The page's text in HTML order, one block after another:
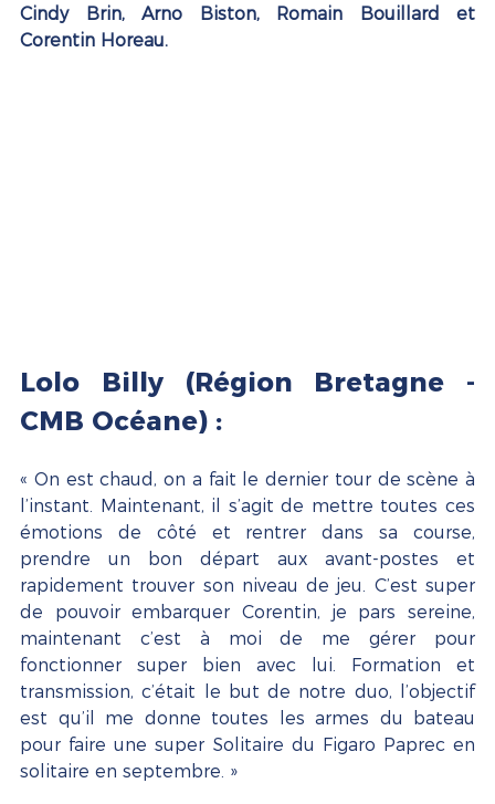
Cindy Brin, Arno Biston, Romain Bouillard et
Corentin Horeau.
Lolo Billy (Région Bretagne -
CMB Océane) :
« On est chaud, on a fait le dernier tour de scène à
l’instant. Maintenant, il s’agit de mettre toutes ces
émotions de côté et rentrer dans sa course,
prendre un bon départ aux avant-postes et
rapidement trouver son niveau de jeu. C’est super
de pouvoir embarquer Corentin, je pars sereine,
maintenant c’est à moi de me gérer pour
fonctionner super bien avec lui. Formation et
transmission, c’était le but de notre duo, l’objectif
est qu’il me donne toutes les armes du bateau
pour faire une super Solitaire du Figaro Paprec en
solitaire en septembre. »